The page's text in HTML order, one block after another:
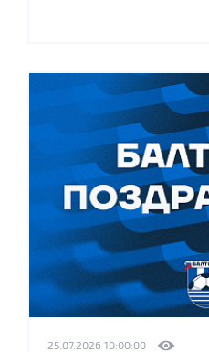
25.07.2026 10:00:00